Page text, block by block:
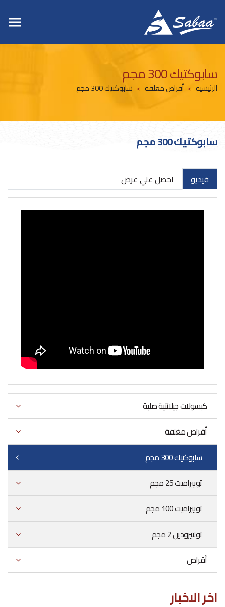
سابوكتيك 300 مجم
الرئيسية أقراص مغلفة سابوكتيك 300 مجم
كبسولات جيلاتنية صلبة
أقراص مغلفة
سابوكتيك 300 مجم
توبيراميت 25 مجم
توبيراميت 100 مجم
تولتيرودين 2 مجم
أقراص
اخر الاخبار
سابوكتيك 300 مجم
فيديو احصل علي عرض